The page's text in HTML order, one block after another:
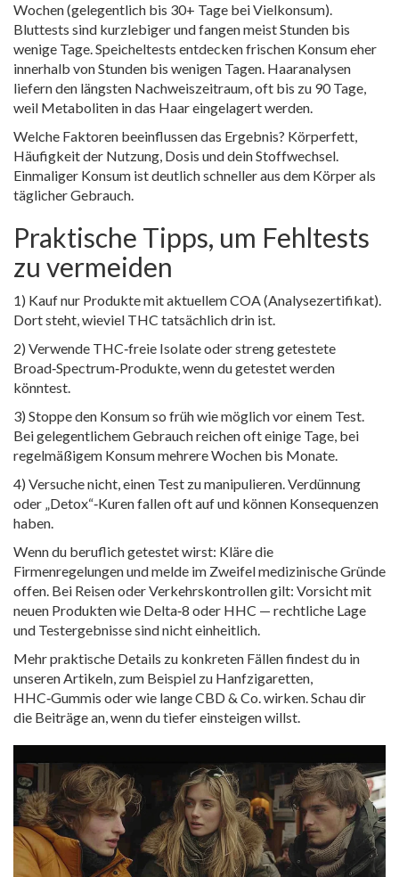
Wochen (gelegentlich bis 30+ Tage bei Vielkonsum).
Bluttests sind kurzlebiger und fangen meist Stunden bis
wenige Tage. Speicheltests entdecken frischen Konsum eher
innerhalb von Stunden bis wenigen Tagen. Haaranalysen
liefern den längsten Nachweiszeitraum, oft bis zu 90 Tage,
weil Metaboliten in das Haar eingelagert werden.
Welche Faktoren beeinflussen das Ergebnis? Körperfett,
Häufigkeit der Nutzung, Dosis und dein Stoffwechsel.
Einmaliger Konsum ist deutlich schneller aus dem Körper als
täglicher Gebrauch.
Praktische Tipps, um Fehltests
zu vermeiden
1) Kauf nur Produkte mit aktuellem COA (Analysezertifikat).
Dort steht, wieviel THC tatsächlich drin ist.
2) Verwende THC‑freie Isolate oder streng getestete
Broad‑Spectrum‑Produkte, wenn du getestet werden
könntest.
3) Stoppe den Konsum so früh wie möglich vor einem Test.
Bei gelegentlichem Gebrauch reichen oft einige Tage, bei
regelmäßigem Konsum mehrere Wochen bis Monate.
4) Versuche nicht, einen Test zu manipulieren. Verdünnung
oder „Detox“‑Kuren fallen oft auf und können Konsequenzen
haben.
Wenn du beruflich getestet wirst: Kläre die
Firmenregelungen und melde im Zweifel medizinische Gründe
offen. Bei Reisen oder Verkehrskontrollen gilt: Vorsicht mit
neuen Produkten wie Delta‑8 oder HHC — rechtliche Lage
und Testergebnisse sind nicht einheitlich.
Mehr praktische Details zu konkreten Fällen findest du in
unseren Artikeln, zum Beispiel zu Hanfzigaretten,
HHC‑Gummis oder wie lange CBD & Co. wirken. Schau dir
die Beiträge an, wenn du tiefer einsteigen willst.